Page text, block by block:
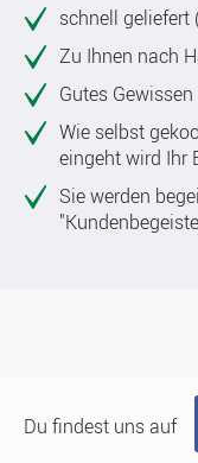
schnell geliefert
Zu Ihnen nach
Gutes
Wie selbst
eingeht wird Ihr
Sie werden
Du findest uns auf